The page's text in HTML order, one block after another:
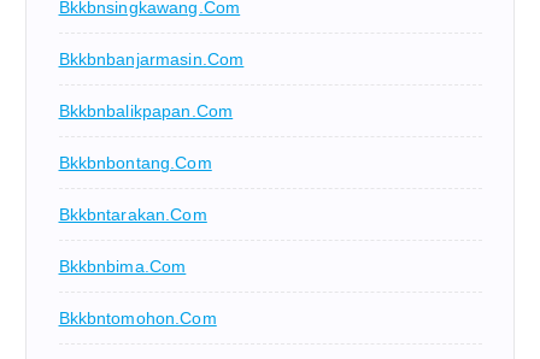
Bkkbnsingkawang.com
Bkkbnbanjarmasin.com
Bkkbnbalikpapan.com
Bkkbnbontang.com
Bkkbntarakan.com
Bkkbnbima.com
Bkkbntomohon.com